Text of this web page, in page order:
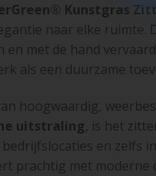
Kunstgras
naar elke
en met de hand
als een duurzame
hoogwaardig,
uitstraling , is het
en zelfs
prachtig met moderne